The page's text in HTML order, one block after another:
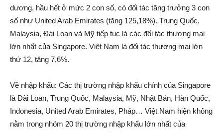
dương, hầu hết ở mức 2 con số, có đối tác tăng trưởng 3 con
số như United Arab Emirates (tăng 125,18%). Trung Quốc,
Malaysia, Đài Loan và Mỹ tiếp tục là các đối tác thương mại
lớn nhất của Singapore. Việt Nam là đối tác thương mại lớn
thứ 12, tăng 7,6%.
Về nhập khẩu: Các thị trường nhập khẩu chính của Singapore
là Đài Loan, Trung Quốc, Malaysia, Mỹ, Nhật Bản, Hàn Quốc,
Indonesia, United Arab Emirates, Pháp… Việt Nam hiện không
nằm trong nhóm 20 thị trường nhập khẩu lớn nhất của